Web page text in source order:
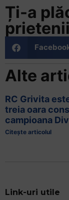
vă
ajuta
să
navigați
și
interacționați
cu
conținutul.
Ți-a
Alte
RC Grivita
treia oara
campioana
Citește articolul
Link-uri utile